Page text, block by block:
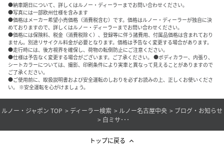
●納車期日について、詳しくはルノー・ディーラーまでお問い合わせください。
●写真には一部欧州仕様を含みます
●価格はメーカー希望小売価格（消費税含む）です。価格はルノー・ディーラーが独自に決
めておりますので、詳しくはルノー・ディーラーまでお問い合わせください。
●価格には保険料、税金（消費税除く）、登録等に伴う諸費用、付属品価格は含まれており
ません。別途リサイクル料金が必要となります。価格は予告なく変更する場合があります。
●走行時には、後方視界を確保し、荷物の転倒防止にご注意ください。
●仕様は予告なく変更する場合がございます。ご了承ください。 ●ボディカラー、内張り、
シートカラーについては、撮影、印刷条件により実車と異なって見えることがありますので
ご了承ください。
●ご使用前に、取扱説明書および安全運転のしおりを必ずお読みの上、正しくお使いくださ
い。 ※安全運転を心がけましょう。
ルノー・ジャポン TOP ディーラー検索 ルノー名古屋中央
ブログ・お知らせ
白ミサ･･･
トップに戻る